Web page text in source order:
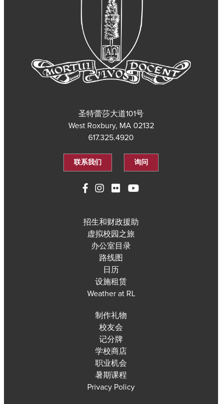
圣特蕾莎大道101号
West Roxbury, MA 02132
617.325.4920
联系我们 询问
招生和财政援助
虚拟校园之旅
办公室目录
路线图
日历
设施租赁
Weather at RL
制作礼物
校友会
记分牌
学校商店
职业机会
暑期课程
Privacy Policy